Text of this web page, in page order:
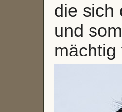
die sich
und
mächtig